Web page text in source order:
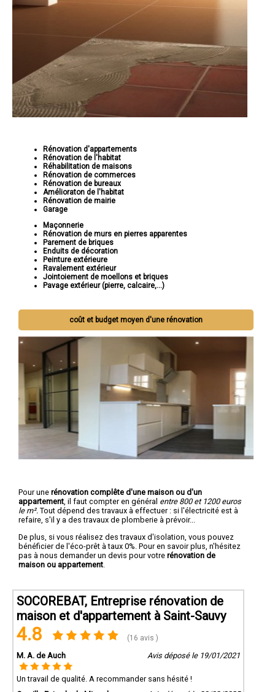
Rénovation d'appartements
Rénovation de l'habitat
Réhabilitation de maisons
Rénovation de commerces
Rénovation de bureaux
Amélioraton de l'habitat
Rénovation de mairie
Garage
Maçonnerie
Rénovation de murs en pierres apparentes
Parement de briques
Enduits de décoration
Peinture extérieure
Ravalement extérieur
Jointoiement de moellons et briques
Pavage extérieur (pierre, calcaire,...)
coût et budget moyen d'une rénovation
Pour une rénovation complête d'une maison ou d'un
appartement , il faut compter en général entre 800 et 1200 euros
le m². Tout dépend des travaux à effectuer : si l'électricité est à
refaire, s'il y a des travaux de plomberie à prévoir...
De plus, si vous réalisez des travaux d'isolation, vous pouvez
bénéficier de l'éco-prêt à taux 0%. Pour en savoir plus, n'hésitez
pas à nous demander un devis pour votre rénovation de
maison ou appartement
SOCOREBAT, Entreprise rénovation de
maison et d'appartement à Saint-Sauvy
4.8 (16 avis )
M. A. de Auch Avis déposé le 19/01/2021
Un travail de qualité. A recommander sans hésité !